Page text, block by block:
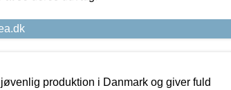
produktion i Danmark og giver fuld